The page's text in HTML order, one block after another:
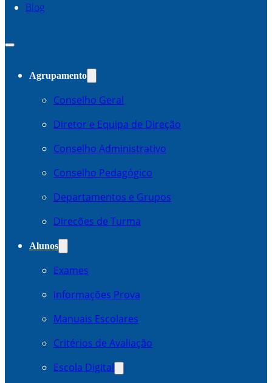
Blog
Agrupamento
Conselho Geral
Diretor e Equipa de Direção
Conselho Administrativo
Conselho Pedagógico
Departamentos e Grupos
Direcões de Turma
Alunos
Exames
Informações Prova
Manuais Escolares
Critérios de Avaliação
Escola Digital